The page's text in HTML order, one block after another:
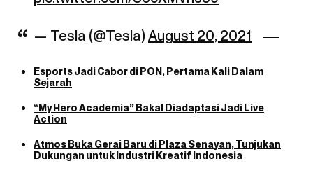
— Tesla (@Tesla) August 20, 2021
Esports Jadi Cabor di PON, Pertama Kali Dalam
Sejarah
“My Hero Academia” Bakal Diadaptasi Jadi Live
Action
Atmos Buka Gerai Baru di Plaza Senayan, Tunjukan
Dukungan untuk Industri Kreatif Indonesia